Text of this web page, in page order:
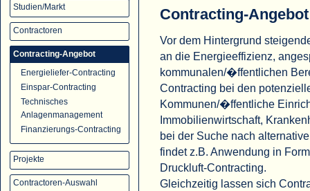
Studien/Markt
Contractoren
Contracting-Angebot
Energieliefer-Contracting
Einspar-Contracting
Technisches
Anlagenmanagement
Finanzierungs-Contracting
Projekte
Contractoren-Auswahl
Contracting-Angebot
Vor dem Hintergrund
an die Energieeffizienz,
kommunalen/�ffentlichen
Contracting bei den
Kommunen/�ffentliche
Immobilienwirtschaft,
bei der Suche nach
findet z.B. Anwendung in
Druckluft-Contracting.
Gleichzeitig lassen sich